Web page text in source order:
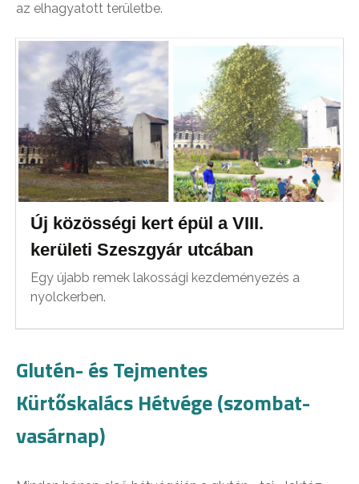
az elhagyatott területbe.
Új közösségi kert épül a VIII.
kerületi Szeszgyár utcában
Egy újabb remek lakossági kezdeményezés a
nyolckerben.
Glutén- és Tejmentes
Kürtőskalács Hétvége (szombat-
vasárnap)